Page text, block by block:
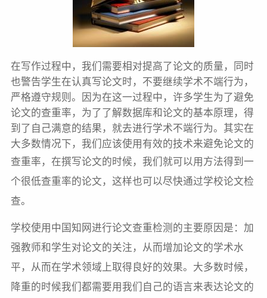
在写作过程中，我们需要相对提高了论文的质量，同时
也警告学生在认真写论文时，不要继续学术不端行为，
严格遵守规则。因为在这一过程中，许多学生为了避免
论文的查重率，为了了解数据库和论文的基本原理，得
到了自己满意的结果，就去进行学术不端行为。其实在
大多数情况下，我们应该使用有效的技术来避免论文的
查重率，在撰写论文的时候，我们就可以用方法得到一
个很低查重率的论文，这样也可以尽快通过学校论文检
查。
学校使用中国知网进行论文查重检测的主要原因是：加
强教师和学生对论文的关注，从而增加论文的学术水
平，从而在学术领域上取得良好的效果。大多数时候，
降重的时候我们都需要用我们自己的语言来表达论文的